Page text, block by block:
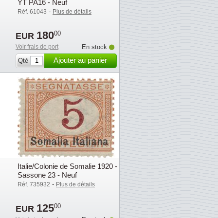
YT PA16 - Neuf
Réf. 61043 - Plus de détails
EUR 18000
Voir frais de port
En stock
Qté
Ajouter au panier
Italie/Colonie de Somalie 1920 -
Sassone 23 - Neuf
Réf. 735932 - Plus de détails
EUR 12500